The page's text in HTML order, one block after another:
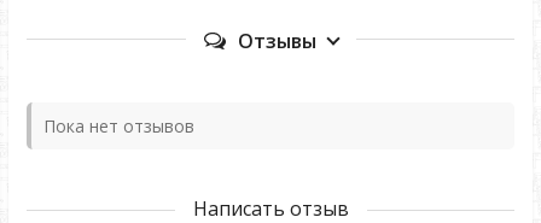
Отзывы
Пока нет отзывов
Написать отзыв